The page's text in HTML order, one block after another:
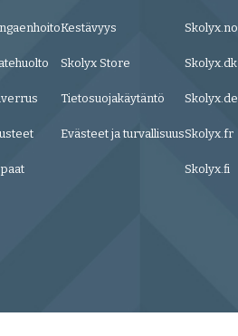
Kestävyys
Skolyx Store
Tietosuojakäytäntö
Evästeet ja turvallisuus
Skolyx.no
Skolyx.dk
Skolyx.de
Skolyx.fr
Skolyx.fi